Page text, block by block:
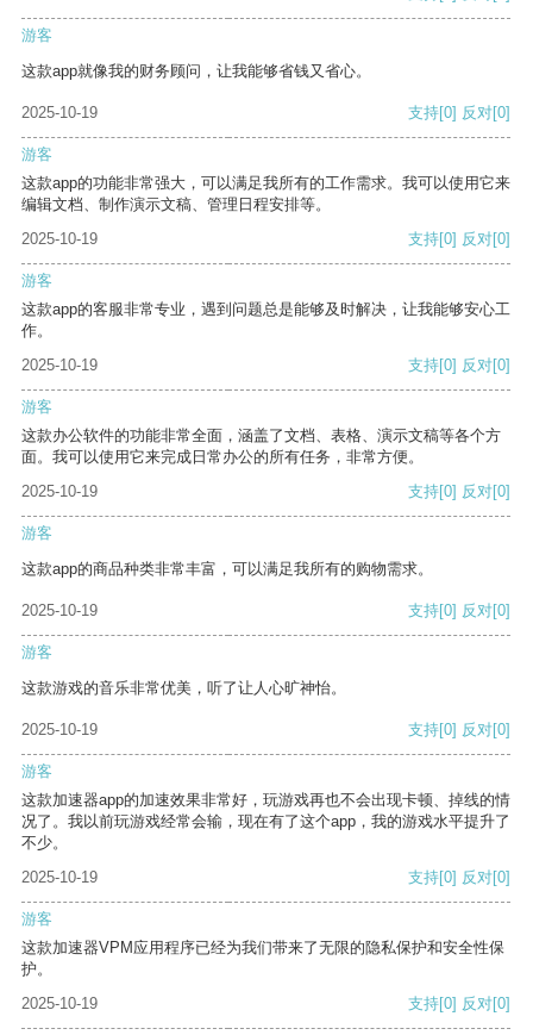
游客
这款app就像我的财务顾问，让我能够省钱又省心。
2025-10-19 支持[0] 反对[0]
游客
这款app的功能非常强大，可以满足我所有的工作需求。我可以使用它来
编辑文档、制作演示文稿、管理日程安排等。
2025-10-19
支持[0] 反对[0]
游客
这款app的客服非常专业，遇到问题总是能够及时解决，让我能够安心工
作。
2025-10-19
支持[0] 反对[0]
游客
这款办公软件的功能非常全面，涵盖了文档、表格、演示文稿等各个方
面。我可以使用它来完成日常办公的所有任务，非常方便。
2025-10-19
支持[0] 反对[0]
游客
这款app的商品种类非常丰富，可以满足我所有的购物需求。
2025-10-19 支持[0] 反对[0]
游客
这款游戏的音乐非常优美，听了让人心旷神怡。
2025-10-19 支持[0] 反对[0]
游客
这款加速器app的加速效果非常好，玩游戏再也不会出现卡顿、掉线的情
况了。我以前玩游戏经常会输，现在有了这个app，我的游戏水平提升了
不少。
2025-10-19
支持[0] 反对[0]
游客
这款加速器VPM应用程序已经为我们带来了无限的隐私保护和安全性保
护。
2025-10-19
支持[0] 反对[0]